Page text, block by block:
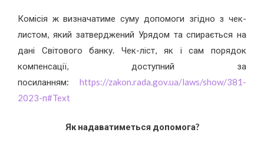
Комісія ж визначатиме суму допомоги згідно з чек-
листом, який затверджений Урядом та спирається на
дані Світового банку. Чек-ліст, як і сам порядок
компенсації, доступний за
посиланням: https://zakon.rada.gov.ua/laws/show/381-
2023-п#Text
Як надаватиметься допомога?